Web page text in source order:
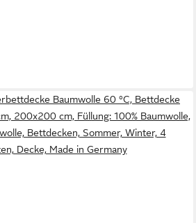
Baumwolle 60 °C, Bettdecke
200x200 cm, Füllung: 100% Baumwolle,
Bettdecken, Sommer, Winter, 4
Decke, Made in Germany